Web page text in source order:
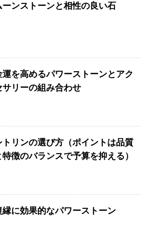
ーンストーンと相性の良い石
運を高めるパワーストーンとアク
サリーの組み合わせ
トリンの選び方（ポイントは品質
特徴のバランスで予算を抑える）
縁に効果的なパワーストーン